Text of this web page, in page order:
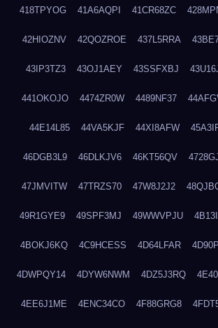
418TPYOG 41A6AQPI 41CR68ZC
42HIOZNV 42QOZROE 437L5RRA
43IP3TZ3 43OJ1AEY 43SSFXBJ
441OKOJO 4474ZR0W 4489NF37
44E14L85 44VA5KJF 44XI8AFW
46DGB3L9 46DLKJV6 46KT56QV
47JMVITW 47TRZS70 47W8J2J2
49R1GYE9 49SPF3MJ 49WWVPJU
4BOKJ6KQ 4C9HCESS 4D64LFAR
4DWPQY14 4DYW6NWM 4DZ5J3RQ
4EE6J1ME 4ENC34CO 4F88GRG8